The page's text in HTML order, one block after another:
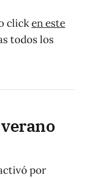
clicken este
todos los
por